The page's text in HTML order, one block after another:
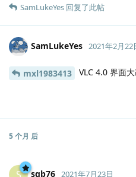
SamLukeYes 回复了此帖
SamLukeYes 2021年2月22
mxl1983413 VLC 4.0 界面
5 个月 后
sgb76 2021年7月23日